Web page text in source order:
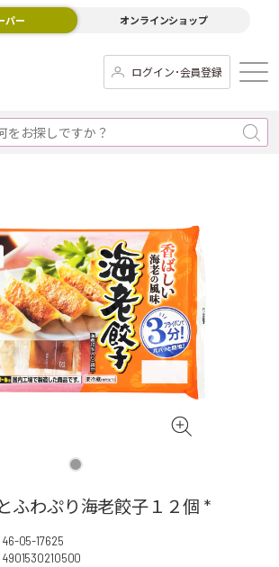
パー オンラインショップ
ログイン･会員登録
わぷり海老餃子１２個 *
46-05-17625
4901530210500